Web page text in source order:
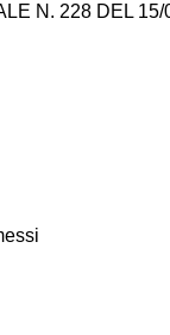
N. 228 DEL 15/